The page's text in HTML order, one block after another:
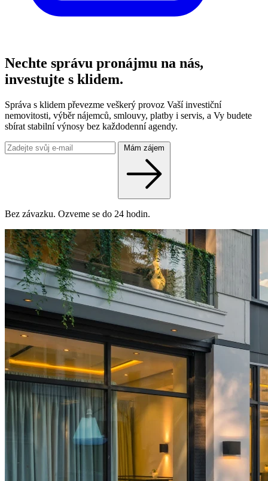
Nechte správu pronájmu na nás,
investujte s klidem.
Správa s klidem převezme veškerý provoz Vaší investiční
nemovitosti, výběr nájemců, smlouvy, platby i servis, a Vy budete
sbírat stabilní výnosy bez každodenní agendy.
Mám zájem
Bez závazku. Ozveme se do 24 hodin.